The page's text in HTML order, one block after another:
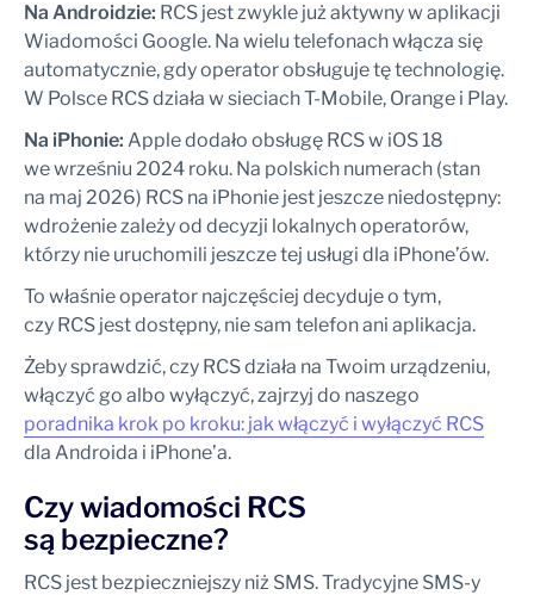
Na Androidzie: RCS jest zwykle już aktywny w aplikacji
Wiadomości Google. Na wielu telefonach włącza się
automatycznie, gdy operator obsługuje tę technologię.
W Polsce RCS działa w sieciach T-Mobile, Orange i Play.
Na iPhonie: Apple dodało obsługę RCS w iOS 18
we wrześniu 2024 roku. Na polskich numerach (stan
na maj 2026) RCS na iPhonie jest jeszcze niedostępny:
wdrożenie zależy od decyzji lokalnych operatorów,
którzy nie uruchomili jeszcze tej usługi dla iPhone’ów.
To właśnie operator najczęściej decyduje o tym,
czy RCS jest dostępny, nie sam telefon ani aplikacja.
Żeby sprawdzić, czy RCS działa na Twoim urządzeniu,
włączyć go albo wyłączyć, zajrzyj do naszego
poradnika krok po kroku: jak włączyć i wyłączyć RCS
dla Androida i iPhone’a.
Czy wiadomości RCS
są bezpieczne?
RCS jest bezpieczniejszy niż SMS. Tradycyjne SMS-y